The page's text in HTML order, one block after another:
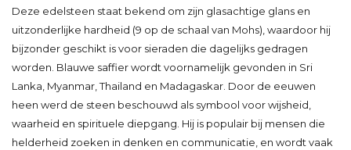
Deze edelsteen staat bekend om zijn glasachtige glans en
uitzonderlijke hardheid (9 op de schaal van Mohs), waardoor hij
bijzonder geschikt is voor sieraden die dagelijks gedragen
worden. Blauwe saffier wordt voornamelijk gevonden in Sri
Lanka, Myanmar, Thailand en Madagaskar. Door de eeuwen
heen werd de steen beschouwd als symbool voor wijsheid,
waarheid en spirituele diepgang. Hij is populair bij mensen die
helderheid zoeken in denken en communicatie, en wordt vaak